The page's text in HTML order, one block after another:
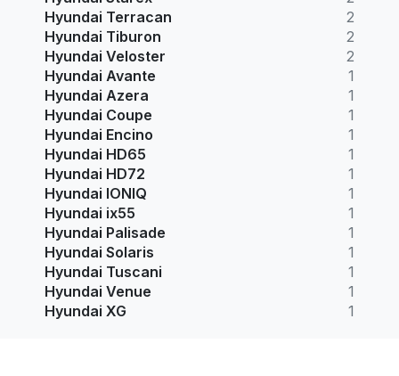
Hyundai Terracan
2
Hyundai Tiburon
2
Hyundai Veloster
2
Hyundai Avante
1
Hyundai Azera
1
Hyundai Coupe
1
Hyundai Encino
1
Hyundai HD65
1
Hyundai HD72
1
Hyundai IONIQ
1
Hyundai ix55
1
Hyundai Palisade
1
Hyundai Solaris
1
Hyundai Tuscani
1
Hyundai Venue
1
Hyundai XG
1